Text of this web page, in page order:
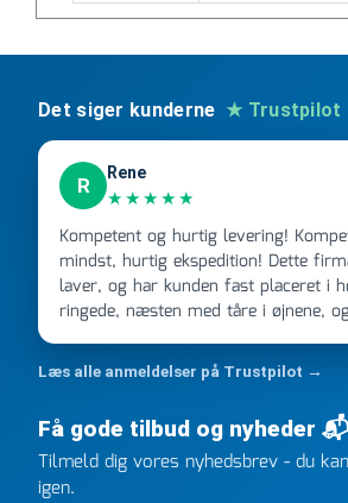
Det siger kunderne ★ Trustpilot
R
Rene
★★★★★
Kompetent og hurtig levering! Kompetent og, ikke
mindst, hurtig ekspedition! Dette
laver, og har kunden fast placeret i
ringede, næsten med tåre i øjnene,
kunne overholde en 2 måneder
ringede onsdag kl 16, og min store
efter kl 6.45! Kan slet ikke få
gang jeg skal bruge noget, vil jeg
FØRST. De varmeste og venligste
Læs alle anmeldelser på Trustpilot →
Få gode tilbud og nyheder 📬
Tilmeld dig vores nyhedsbrev - du
igen.